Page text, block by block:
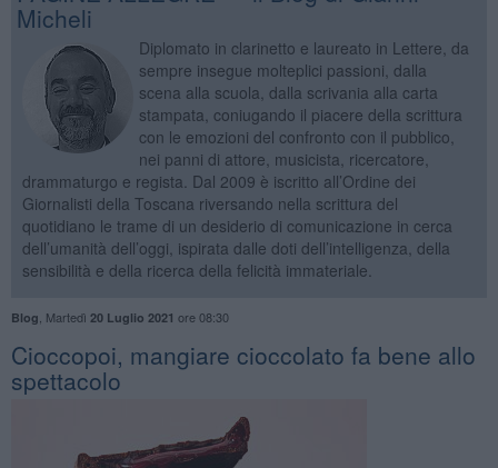
Micheli
Diplomato in clarinetto e laureato in Lettere, da
sempre insegue molteplici passioni, dalla
scena alla scuola, dalla scrivania alla carta
stampata, coniugando il piacere della scrittura
con le emozioni del confronto con il pubblico,
nei panni di attore, musicista, ricercatore,
drammaturgo e regista. Dal 2009 è iscritto all’Ordine dei
Giornalisti della Toscana riversando nella scrittura del
quotidiano le trame di un desiderio di comunicazione in cerca
dell’umanità dell’oggi, ispirata dalle doti dell’intelligenza, della
sensibilità e della ricerca della felicità immateriale.
Blog Martedì 20 Luglio 2021 ore 08:30
Cioccopoi, mangiare cioccolato fa bene allo
spettacolo